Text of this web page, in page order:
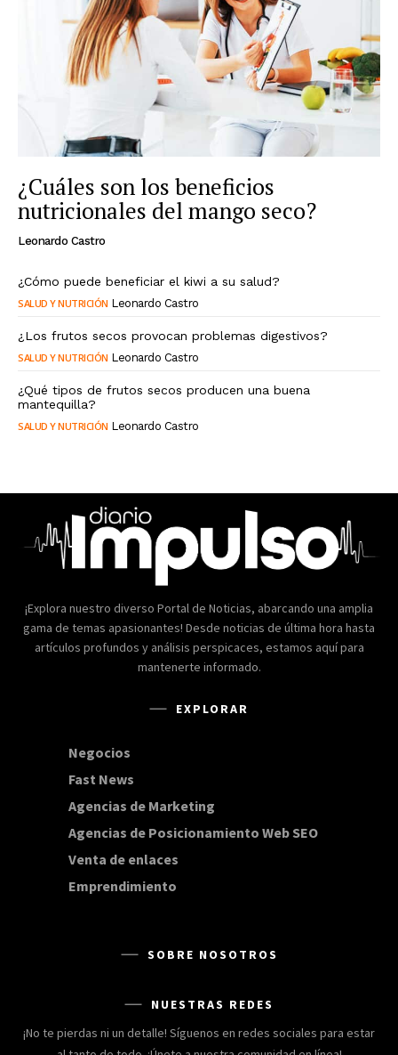
¿Cuáles son los beneficios
nutricionales del mango seco?
Leonardo Castro
¿Cómo puede beneficiar el kiwi a su salud?
SALUD Y NUTRICIÓN Leonardo Castro
¿Los frutos secos provocan problemas digestivos?
SALUD Y NUTRICIÓN Leonardo Castro
¿Qué tipos de frutos secos producen una buena
mantequilla?
SALUD Y NUTRICIÓN Leonardo Castro
¡Explora nuestro diverso Portal de Noticias, abarcando una amplia
gama de temas apasionantes! Desde noticias de última hora hasta
artículos profundos y análisis perspicaces, estamos aquí para
mantenerte informado.
EXPLORAR
Negocios
Fast News
Agencias de Marketing
Agencias de Posicionamiento Web SEO20
Venta de enlaces
Emprendimiento
SOBRE NOSOTROS
NUESTRAS REDES
¡No te pierdas ni un detalle! Síguenos en redes sociales para estar